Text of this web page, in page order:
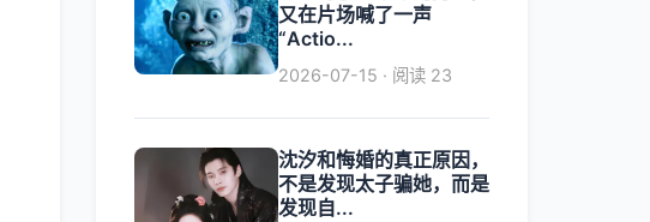
又在片场喊了一声
“Actio...
2026-07-15 · 阅读 23
沈汐和悔婚的真正原因，
不是发现太子骗她，而是
发现自...